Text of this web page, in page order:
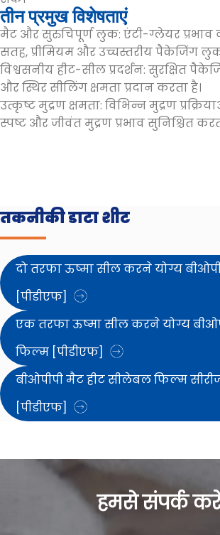
तीन प्रमुख विशेषताएं
मैट और सुरुचिपूर्ण लुक: एंटी-ग्लेयर प्रभाव
सतह, प्रीमियम और उच्चस्तरीय पैकेजिंग लुक
विश्वसनीय हीट-सील प्रदर्शन: सुरक्षित
और स्थिर सीलिंग क्षमता प्रदान करता है।
उत्कृष्ट मुद्रण क्षमता: विभिन्न मुद्रण
स्पष्ट और जीवंत मुद्रण प्रभाव सुनिश्चित
तकनीकी डाटा शीट
दो तरफा ऊष्मा सील करने योग्य
[पीडीएफ]
एक तरफा ऊष्मा सील करने योग्य
फिल्म [पीडीएफ]
बीओपीपी मैट हीट सीलेबल फिल्म
[पीडीएफ]
हमसे संपर्क